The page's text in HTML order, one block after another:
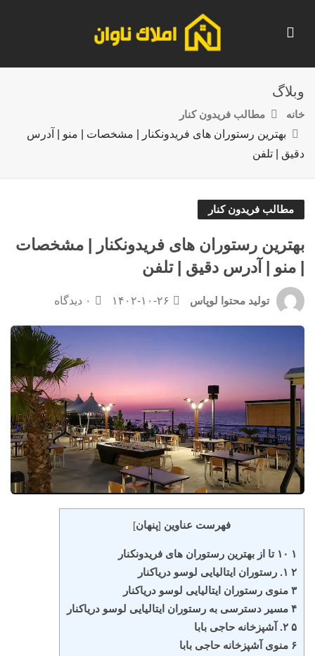
وبلاگ
خانه
مطالب فریدون کنار
بهترین رستوران های فریدونکنار | مشخصات | منو | آدرس
دقیق | تلفن
مطالب فریدون کنار
بهترین رستوران های فریدونکنار | مشخصات
| منو | آدرس دقیق | تلفن
تولید محتوا لوپاس ۱۴۰۲-۱۰-۲۶ ۰ دیدگاه
فهرست عناوین [پنهان]
۱ ۱۰ تا از بهترین رستوران های فریدونکنار
۲ ۱. رستوران ایتالیایی لوسو دریاکنار
۳ منوی رستوران ایتالیایی لوسو دریاکنار
۴ مسیر دسترسی به رستوران ایتالیایی لوسو دریاکنار
۵ ۲. آشپزخانه حاجی بابا
۶ منوی آشپزخانه حاجی بابا